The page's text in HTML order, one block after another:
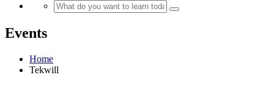
Events
Home
Tekwill